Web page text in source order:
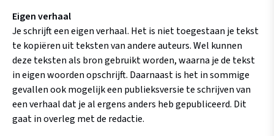
Eigen verhaal
Je schrijft een eigen verhaal. Het is niet toegestaan je tekst
te kopiëren uit teksten van andere auteurs. Wel kunnen
deze teksten als bron gebruikt worden, waarna je de tekst
in eigen woorden opschrijft. Daarnaast is het in sommige
gevallen ook mogelijk een publieksversie te schrijven van
een verhaal dat je al ergens anders heb gepubliceerd. Dit
gaat in overleg met de redactie.